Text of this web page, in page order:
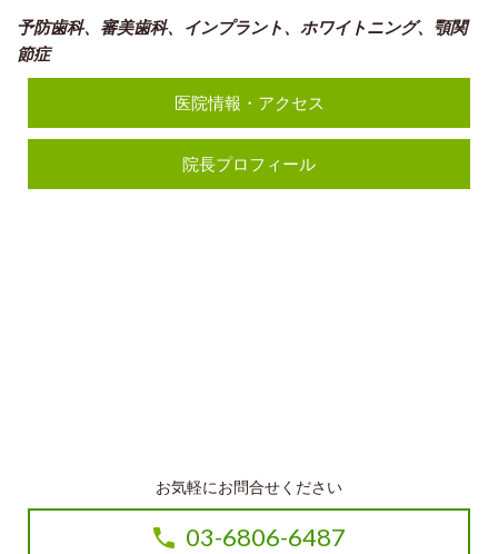
予防歯科、審美歯科、インプラント、ホワイトニング、顎関
節症
医院情報・アクセス
院長プロフィール
お気軽にお問合せください
03-6806-6487